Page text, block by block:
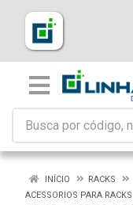
INÍCIO
RACKS
ACESSORIOS PARA RACKS